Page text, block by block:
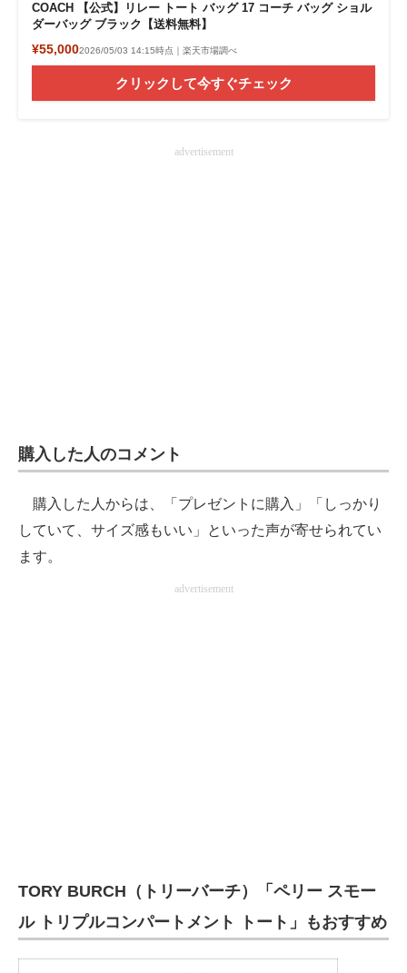
COACH 【公式】リレー トート バッグ 17 コーチ バッグ ショル
ダーバッグ ブラック【送料無料】
¥55,0002026/05/03 14:15時点｜楽天市場調べ
クリックして今すぐチェック
advertisement
購入した人のコメント
購入した人からは、「プレゼントに購入」「しっかり
していて、サイズ感もいい」といった声が寄せられてい
ます。
advertisement
TORY BURCH（トリーバーチ）「ペリー スモー
ル トリプルコンパートメント トート」もおすすめ